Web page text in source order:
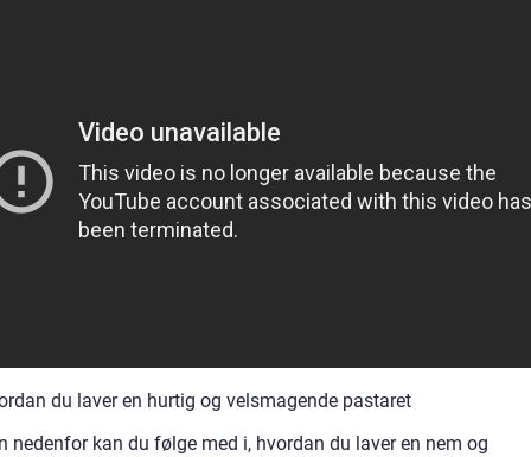
du laver en hurtig og velsmagende pastaret
nedenfor kan du følge med i, hvordan du laver en nem og